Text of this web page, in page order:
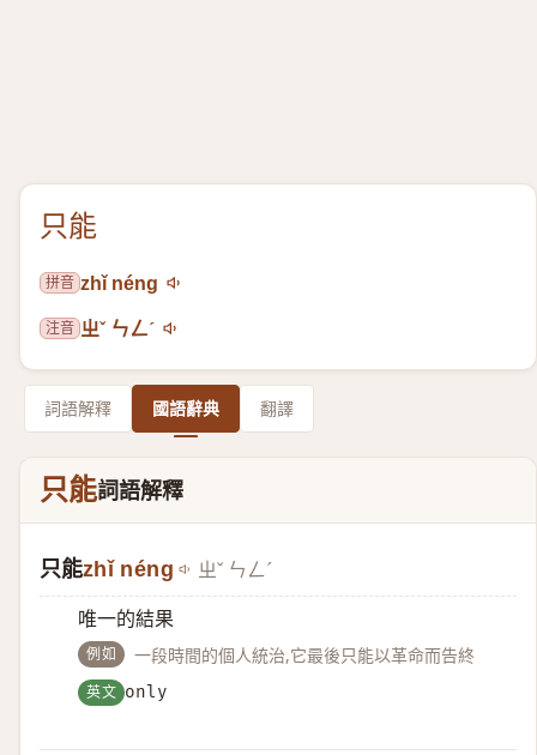
只能
拼音 zhǐ néng
注音 ㄓˇ ㄣㄥˊ
詞語解釋 國語辭典 翻譯
只能詞語解釋
只能zhǐ néng ㄓˇ ㄣㄥˊ
唯一的結果
例如 一段時間的個人統治,它最後只能以革命而告終
英文 only